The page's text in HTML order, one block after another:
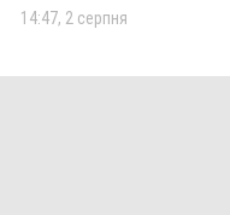
14:47, 2 серпня